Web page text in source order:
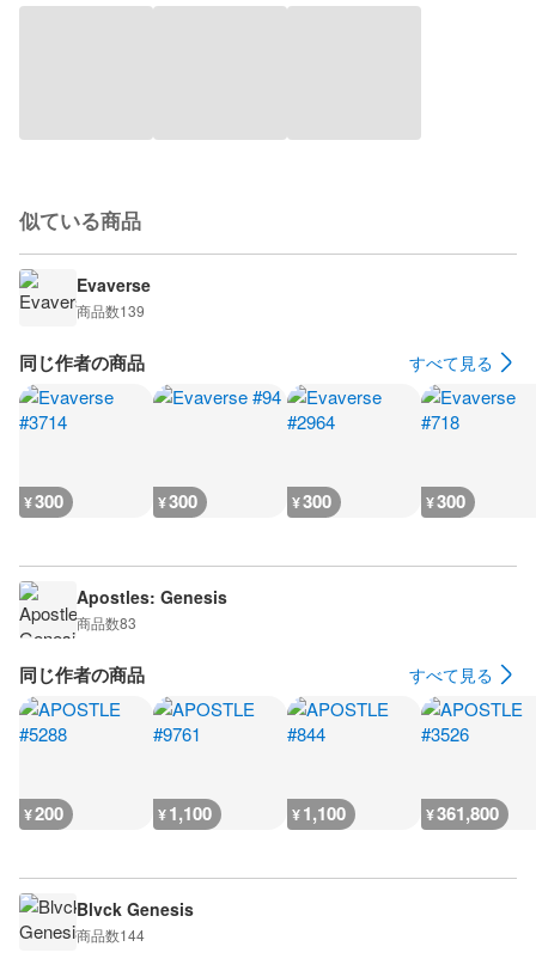
似ている商品
Evaverse
商品数139
同じ作者の商品 すべて見る
¥300 ¥300 ¥300 ¥300
Apostles: Genesis
商品数83
同じ作者の商品 すべて見る
¥200 ¥1,100 ¥1,100 ¥361,800
Blvck Genesis
商品数144